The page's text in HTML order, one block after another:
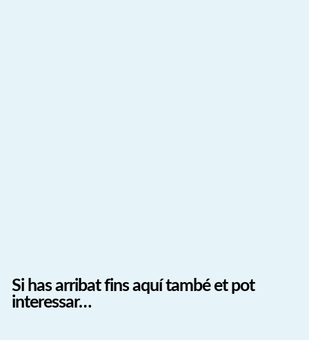
Si has arribat fins aquí també et pot
interessar…